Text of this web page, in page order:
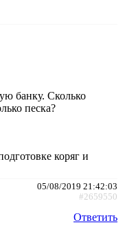
банку. Сколько
песка?
коряг и
05/08/2019 21:42:03
#2659550
Ответить